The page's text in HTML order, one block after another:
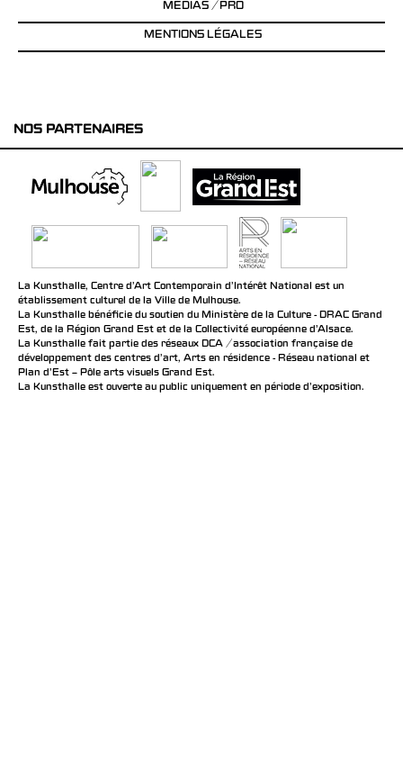
MÉDIAS / PRO
MENTIONS LÉGALES
NOS PARTENAIRES
La Kunsthalle, Centre d’Art Contemporain d’Intérêt National est un
établissement culturel de la Ville de Mulhouse.
La Kunsthalle bénéficie du soutien du Ministère de la Culture - DRAC Grand
Est, de la Région Grand Est et de la Collectivité européenne d’Alsace.
La Kunsthalle fait partie des réseaux DCA / association française de
développement des centres d'art, Arts en résidence - Réseau national et
Plan d’Est – Pôle arts visuels Grand Est.
La Kunsthalle est ouverte au public uniquement en période d'exposition.